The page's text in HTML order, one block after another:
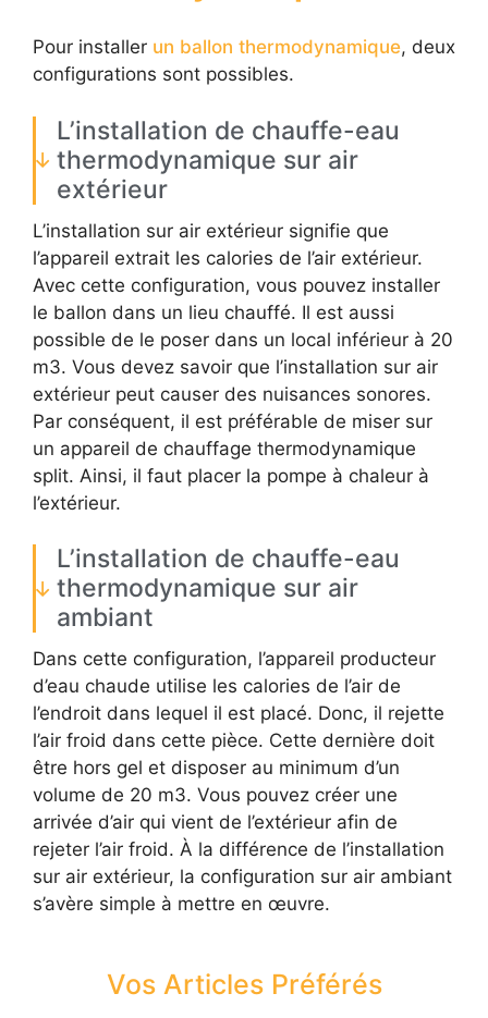
Pour installer un ballon thermodynamique, deux
configurations sont possibles.
L’installation de chauffe-eau
thermodynamique sur air
extérieur
L’installation sur air extérieur signifie que
l’appareil extrait les calories de l’air extérieur.
Avec cette configuration, vous pouvez installer
le ballon dans un lieu chauffé. Il est aussi
possible de le poser dans un local inférieur à 20
m3. Vous devez savoir que l’installation sur air
extérieur peut causer des nuisances sonores.
Par conséquent, il est préférable de miser sur
un appareil de chauffage thermodynamique
split. Ainsi, il faut placer la pompe à chaleur à
l’extérieur.
L’installation de chauffe-eau
thermodynamique sur air
ambiant
Dans cette configuration, l’appareil producteur
d’eau chaude utilise les calories de l’air de
l’endroit dans lequel il est placé. Donc, il rejette
l’air froid dans cette pièce. Cette dernière doit
être hors gel et disposer au minimum d’un
volume de 20 m3. Vous pouvez créer une
arrivée d’air qui vient de l’extérieur afin de
rejeter l’air froid. À la différence de l’installation
sur air extérieur, la configuration sur air ambiant
s’avère simple à mettre en œuvre.
Vos Articles Préférés